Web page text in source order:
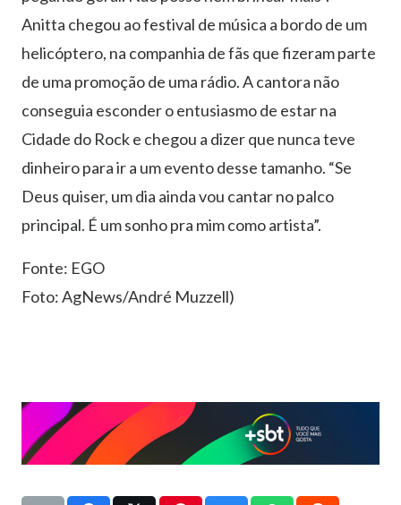
Anitta chegou ao festival de música a bordo de um
helicóptero, na companhia de fãs que fizeram parte
de uma promoção de uma rádio. A cantora não
conseguia esconder o entusiasmo de estar na
Cidade do Rock e chegou a dizer que nunca teve
dinheiro para ir a um evento desse tamanho. “Se
Deus quiser, um dia ainda vou cantar no palco
principal. É um sonho pra mim como artista”.
Fonte: EGO
Foto: AgNews/André Muzzell)